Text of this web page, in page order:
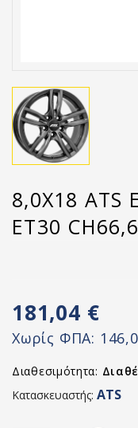
8,0X18 ATS
ET30 CH66,6
181,04 €
Χωρίς ΦΠΑ:
Διαθεσιμότητα:
Κατασκευαστής: ATS